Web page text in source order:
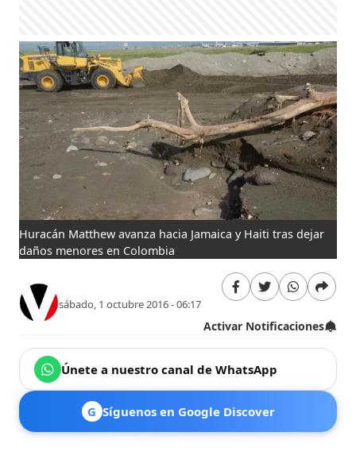
Huracán Matthew avanza hacia Jamaica y Haiti tras dejar
daños menores en Colombia
sábado, 1 octubre 2016 - 06:17
Activar Notificaciones
Únete a nuestro canal de WhatsApp
G Síguenos en Google Discover